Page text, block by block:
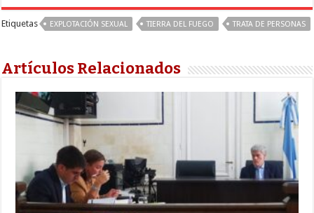
Etiquetas EXPLOTACIÓN SEXUAL TIERRA DEL FUEGO TRATA DE PERSONAS
Artículos Relacionados